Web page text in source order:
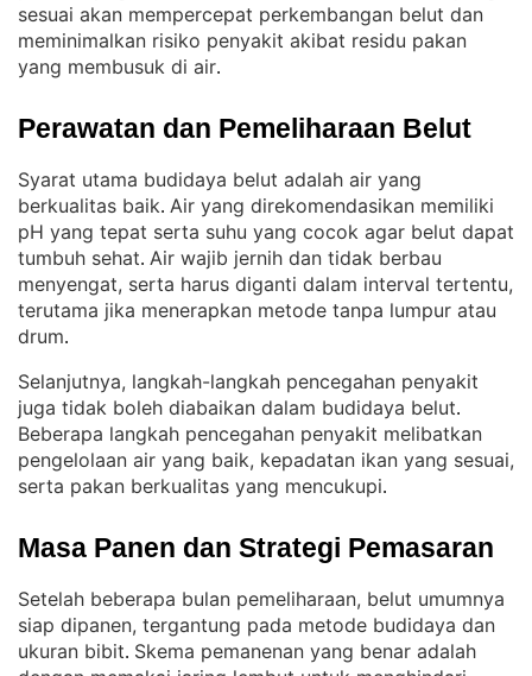
sesuai akan mempercepat perkembangan belut dan
meminimalkan risiko penyakit akibat residu pakan
yang membusuk di air.
Perawatan dan Pemeliharaan Belut
Syarat utama budidaya belut adalah air yang
berkualitas baik. Air yang direkomendasikan memiliki
pH yang tepat serta suhu yang cocok agar belut dapat
tumbuh sehat. Air wajib jernih dan tidak berbau
menyengat, serta harus diganti dalam interval tertentu,
terutama jika menerapkan metode tanpa lumpur atau
drum.
Selanjutnya, langkah-langkah pencegahan penyakit
juga tidak boleh diabaikan dalam budidaya belut
Beberapa langkah pencegahan penyakit melibatkan
pengelolaan air yang baik, kepadatan ikan yang sesuai,
serta pakan berkualitas yang mencukupi.
Masa Panen dan Strategi Pemasaran
Setelah beberapa bulan pemeliharaan, belut umumnya
siap dipanen, tergantung pada metode budidaya dan
ukuran bibit. Skema pemanenan yang benar adalah